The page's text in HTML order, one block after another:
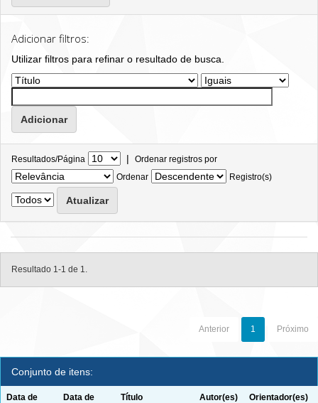
Adicionar filtros:
Utilizar filtros para refinar o resultado de busca.
Resultados/Página | Ordenar registros por
Ordenar
Registro(s)
Resultado 1-1 de 1.
Anterior 1 Próximo
Conjunto de itens:
Data de
Data de
Título Autor(es) Orientador(es)